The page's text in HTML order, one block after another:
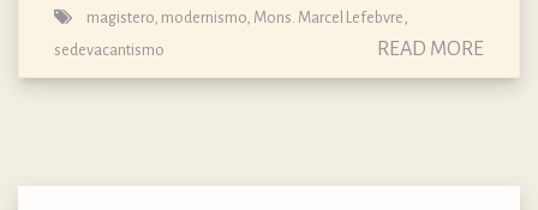
magistero, modernismo, Mons. Marcel Lefebvre,
sedevacantismo
READ MORE